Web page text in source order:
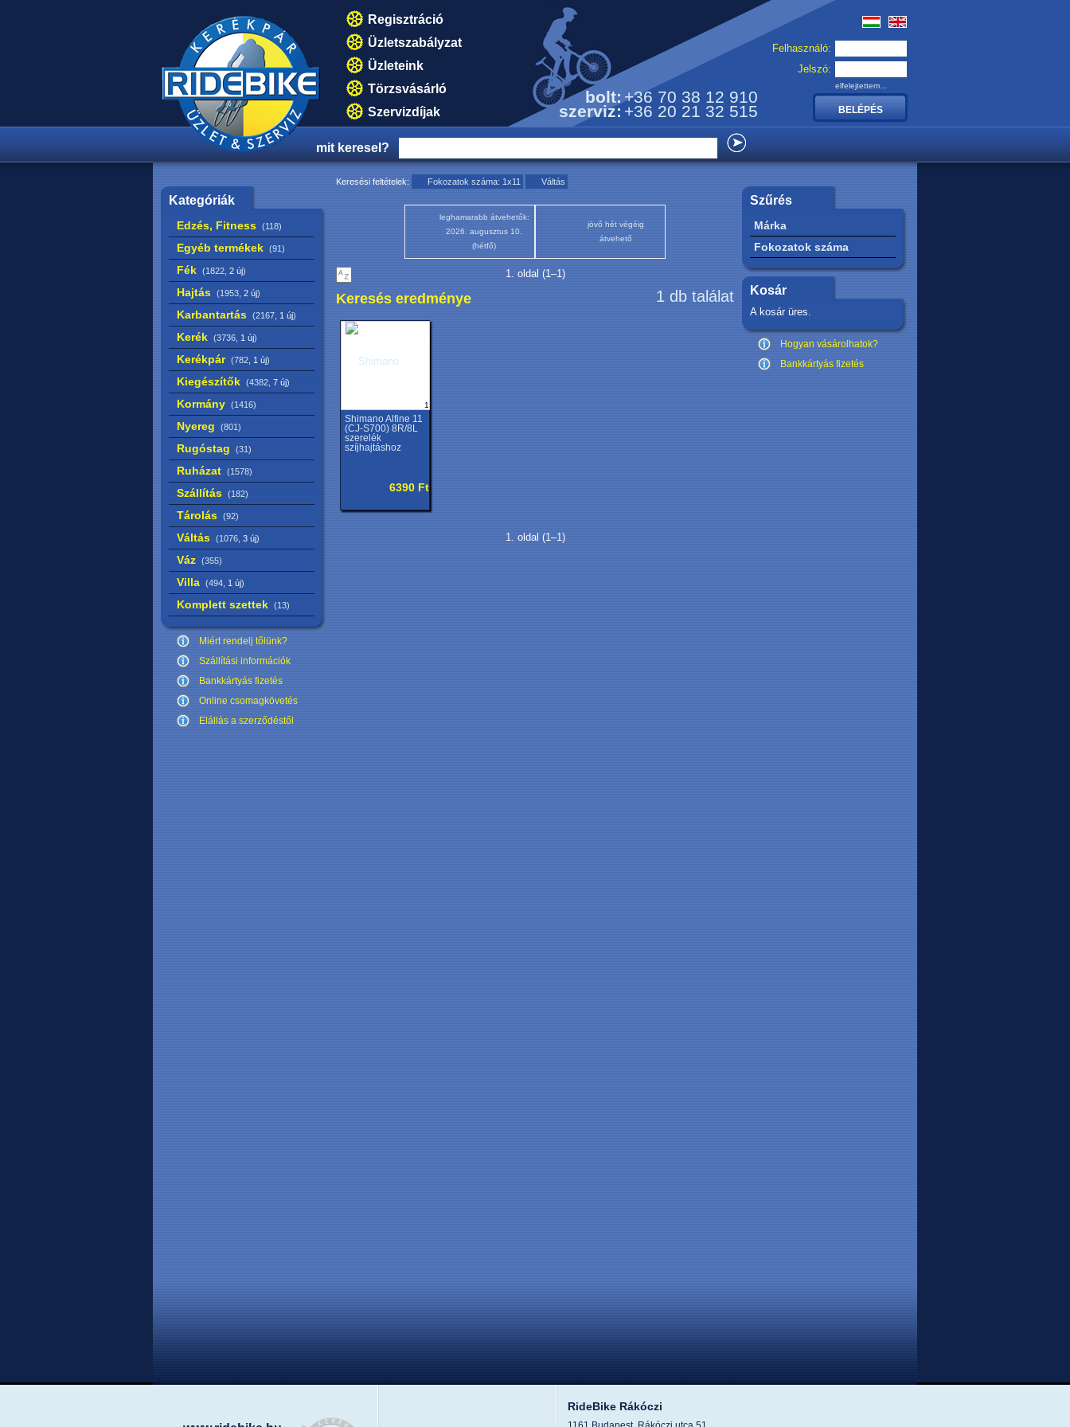
Regisztráció
Üzletszabályzat
Üzleteink
Törzsvásárló
Szervizdíjak
bolt: +36 70 38 12 910
szerviz: +36 20 21 32 515
Felhasználó:
Jelszó:
elfelejtettem...
mit keresel?
Kategóriák
Edzés, Fitness (118)
Egyéb termékek (91)
Fék (1822, 2 új)
Hajtás (1953, 2 új)
Karbantartás (2167, 1 új)
Kerék (3736, 1 új)
Kerékpár (782, 1 új)
Kiegészítők (4382, 7 új)
Kormány (1416)
Nyereg (801)
Rugóstag (31)
Ruházat (1578)
Szállítás (182)
Tárolás (92)
Váltás (1076, 3 új)
Váz (355)
Villa (494, 1 új)
Komplett szettek (13)
Miért rendelj tőlünk?
Szállítási információk
Bankkártyás fizetés
Online csomagkövetés
Elállás a szerződéstől
Keresési feltételek: Fokozatok száma: 1x11 Váltás
leghamarabb átvehetők:
2026. augusztus 10.
(hétfő)
jövő hét végéig
átvehető
1. oldal (1–1)
1 db találat
Keresés eredménye
1
Shimano Alfine 11
(CJ-S700) 8R/8L
szerelék
szíjhajtáshoz
6390 Ft
1. oldal (1–1)
Szűrés
Márka
Fokozatok száma
Kosár
A kosár üres.
Hogyan vásárolhatok?
Bankkártyás fizetés
RideBike Rákóczi